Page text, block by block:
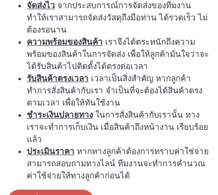
จัดส่งไว จากประสบการณ์การจัดส่งของทีมงาน
ทำให้เราสามารถจัดส่งวัสดุถึงมือท่าน ได้รวดเร็ว ไม่
ต้องรอนาน
ความพร้อมของสินค้า เราจึงได้ตระหนักถึงความ
พร้อมของสินค้าในการจัดส่ง เพื่อให้ลูกค้ามั่นใจว่าจะ
ได้รับสินค้าไปติดตั้งได้ตรงต่อเวลา
รับสินค้าตรงเวลา เวลาเป็นสิ่งสำคัญ หากลูกค้า
ทำการสั่งสินค้ากับเรา จำเป็นที่จะต้องได้สินค้าตรง
ตามเวลา เพื่อให้ทันใช้งาน
ชำระเงินปลายทาง ในการสั่งสินค้ากับเรานั้น ทาง
เราจะทำการเก็บเงิน เมื่อสินค้าถึงหน้างาน เรียบร้อย
แล้ว
ประเมินราคา หากทางลูกค้าต้องการทราบค่าใช่จ่าย
สามารถสอบถามทางไลน์ ทีมงานจะทำการคำนวณ
ค่าใช้จ่ายให้ทางลูกค้าก่อนได้